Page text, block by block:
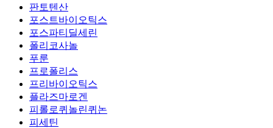
판토텐산
포스트바이오틱스
포스파티딜세린
폴리코사놀
푸룬
프로폴리스
프리바이오틱스
플라즈마로겐
피롤로퀴놀린퀴논
피세틴